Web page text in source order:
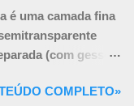
é uma camada fina
(com gesso
O termo vem do
COMPLETO»